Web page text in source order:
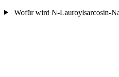
Wofür wird N-Lauroylsarcosin-